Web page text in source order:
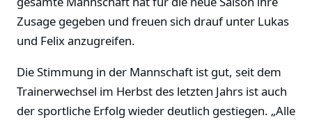
Zusage gegeben und freuen sich drauf unter Lukas
und Felix anzugreifen.
Die Stimmung in der Mannschaft ist gut, seit dem
Trainerwechsel im Herbst des letzten Jahrs ist auch
der sportliche Erfolg wieder deutlich gestiegen. „Alle